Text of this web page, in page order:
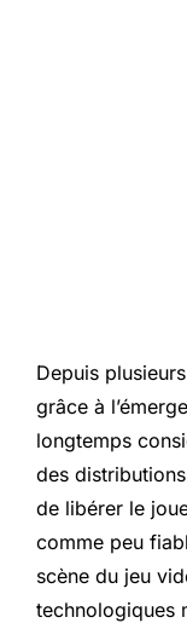
Depuis
grâce à
longtemps
des
de libérer le
comme peu
scène du jeu
technologiques